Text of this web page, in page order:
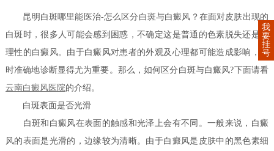
昆明白斑哪里能医治-怎么区分白斑与白癜风？在面对皮肤出现的
白斑时，很多人可能会感到困惑，不确定这是普通的色素脱失还是病
理性的白癜风。由于白癜风对患者的外观及心理都可能造成影响，及
时准确地诊断显得尤为重要。那么，如何区分白斑与白癜风?下面请看
云南白癜风医院的介绍。
白斑表面是否光滑
白斑和白癜风在表面的触感和光泽上会有不同。一般来说，白癜
风的表面是光滑的，边缘较为清晰。由于白癜风是皮肤中的黑色素细
我
要
挂
号